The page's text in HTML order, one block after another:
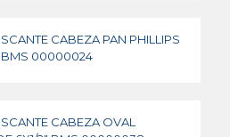
CABEZA PAN PHILLIPS
BMS 00000024
CABEZA OVAL